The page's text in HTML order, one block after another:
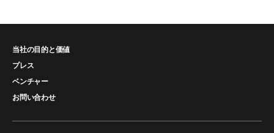
当社の目的と価値
プレス
ベンチャー
お問い合わせ